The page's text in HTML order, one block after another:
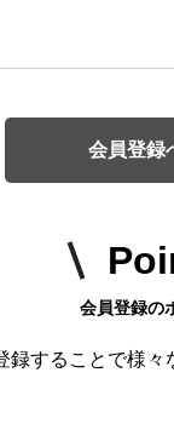
会員登録
会員登録の
録することで様々